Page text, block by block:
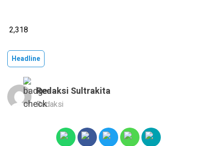
2,318
Headline
Redaksi Sultrakita
Redaksi